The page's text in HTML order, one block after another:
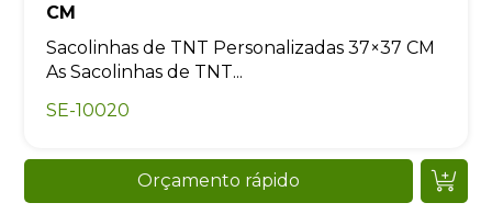
CM
Sacolinhas de TNT Personalizadas 37×37 CM
As Sacolinhas de TNT...
SE-10020
Orçamento rápido